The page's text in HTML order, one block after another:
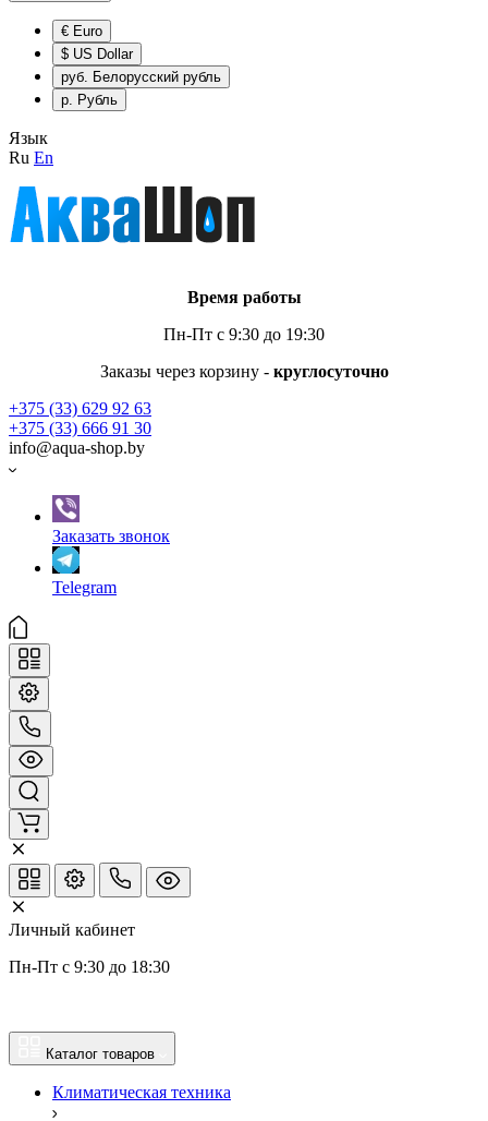
€ Euro
$ US Dollar
руб. Белорусский рубль
р. Рубль
Язык
Ru En
Время работы
Пн-Пт с 9:30 до 19:30
Заказы через корзину - круглосуточно
+375 (33) 629 92 63
+375 (33) 666 91 30
info@aqua-shop.by
Заказать звонок
Telegram
Личный кабинет
Пн-Пт с 9:30 до 18:30
Каталог товаров
Климатическая техника